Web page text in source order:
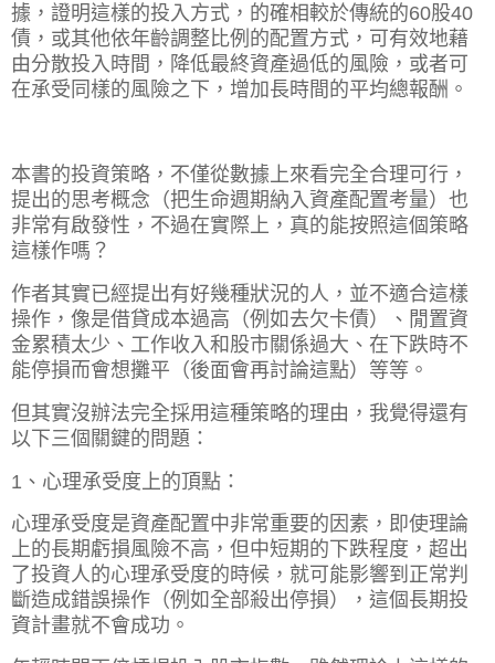
據，證明這樣的投入方式，的確相較於傳統的60股40
債，或其他依年齡調整比例的配置方式，可有效地藉
由分散投入時間，降低最終資產過低的風險，或者可
在承受同樣的風險之下， 增加長時間的平均總報酬 。
本書的投資策略，不僅從數據上來看完全合理可行，
提出的思考概念（把生命週期納入資產配置考量）也
非常有啟發性，不過在實際上，真的能按照這個策略
這樣作嗎？
作者其實已經提出有好幾種狀況的人，並不適合這樣
操作，像是借貸成本過高（例如去欠卡債）、閒置資
金累積太少、工作收入和股市關係過大、在下跌時不
能停損而會想攤平（後面會再討論這點）等等。
但其實沒辦法完全採用這種策略的理由，我覺得還有
以下三個關鍵的問題：
1、心理承受度上的頂點：
心理承受度是資產配置中非常重要的因素，即使理論
上的長期虧損風險不高，但中短期的下跌程度，超出
了投資人的心理承受度的時候，就可能影響到正常判
斷造成錯誤操作（例如全部殺出停損），這個長期投
資計畫就不會成功。